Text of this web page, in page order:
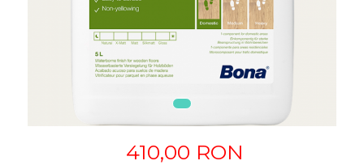
410,00 RON